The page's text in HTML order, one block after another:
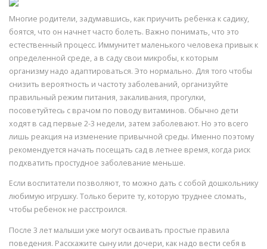
Многие родители, задумавшись, как приучить ребенка к садику,
боятся, что он начнет часто болеть. Важно понимать, что это
естественный процесс. Иммунитет маленького человека привык к
определенной среде, а в саду свои микробы, к которым
организму надо адаптироваться. Это нормально. Для того чтобы
снизить вероятность и частоту заболеваний, организуйте
правильный режим питания, закаливания, прогулки,
посоветуйтесь с врачом по поводу витаминов. Обычно дети
ходят в сад первые 2-3 недели, затем заболевают. Но это всего
лишь реакция на изменение привычной среды. Именно поэтому
рекомендуется начать посещать сад в летнее время, когда риск
подхватить простудное заболевание меньше.
Если воспитатели позволяют, то можно дать с собой дошкольнику
любимую игрушку. Только берите ту, которую труднее сломать,
чтобы ребенок не расстроился.
После 3 лет малыши уже могут осваивать простые правила
поведения. Расскажите сыну или дочери, как надо вести себя в